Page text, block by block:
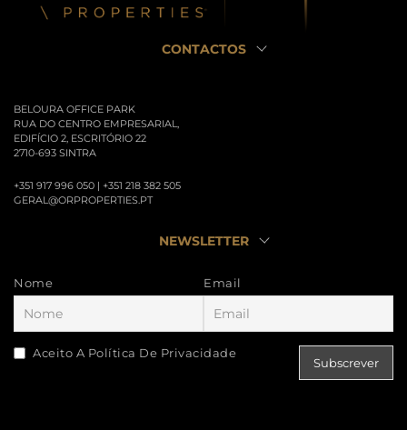
CONTACTOS
BELOURA OFFICE PARK
RUA DO CENTRO EMPRESARIAL,
EDIFÍCIO 2, ESCRITÓRIO 22
2710-693 SINTRA
+351 917 996 050 | +351 218 382 505
GERAL@ORPROPERTIES.PT
NEWSLETTER
Nome Email
Aceito A Política De Privacidade